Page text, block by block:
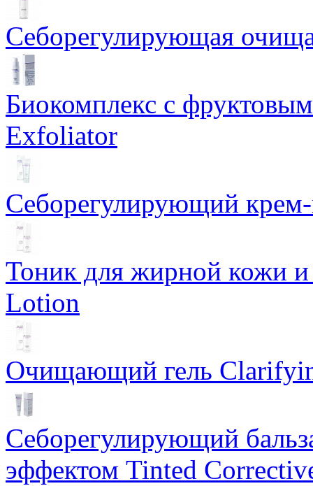
Себорегулирующая
Биокомплекс с
Exfoliator
Себорегулирующий
Тоник для жирной кожи
Lotion
Очищающий гель
Себорегулирующий
эффектом Tinted